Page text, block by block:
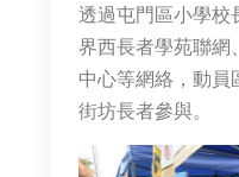
透過屯門區小學校
界西長者學苑聯網
中心等網絡，動員
街坊長者參與。